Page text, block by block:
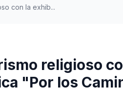
con la exhib...
religioso
"Por los